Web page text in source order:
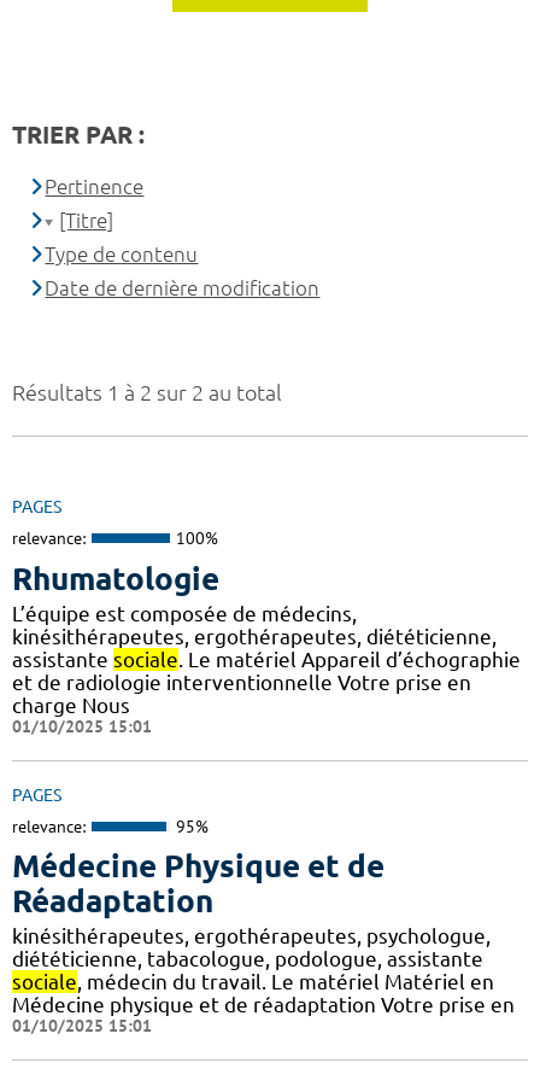
Résultats 1 à 2 sur 2 au total
PAGES
relevance: 100%
Rhumatologie
L’équipe est composée de médecins,
kinésithérapeutes, ergothérapeutes, diététicienne,
assistante sociale . Le matériel Appareil d’échographie
et de radiologie interventionnelle Votre prise en
charge Nous
01/10/2025 15:01
PAGES
relevance: 95%
Médecine Physique et de
Réadaptation
kinésithérapeutes, ergothérapeutes, psychologue,
diététicienne, tabacologue, podologue, assistante
sociale, médecin du travail. Le matériel Matériel en
Médecine physique et de réadaptation Votre prise en
01/10/2025 15:01
TRIER PAR :
Pertinence
[Titre]
Type de contenu
Date de dernière modification